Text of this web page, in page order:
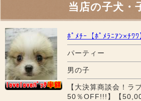
当店の子犬・
ﾎﾟﾒﾁｰ【ﾎﾟﾒﾗﾆｱﾝ×ﾁﾜﾜ
パーティー
男の子
【大決算商談会！ラ
50％OFF!!!】【